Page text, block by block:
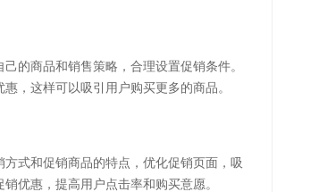
的商品和销售策略，合理设置促销条件。
，这样可以吸引用户购买更多的商品。
式和促销商品的特点，优化促销页面，吸
优惠，提高用户点击率和购买意愿。